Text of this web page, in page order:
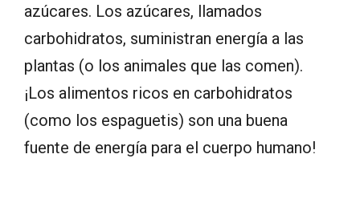
azúcares. Los azúcares, llamados
carbohidratos, suministran energía a las
plantas (o los animales que las comen).
¡Los alimentos ricos en carbohidratos
(como los espaguetis) son una buena
fuente de energía para el cuerpo humano!